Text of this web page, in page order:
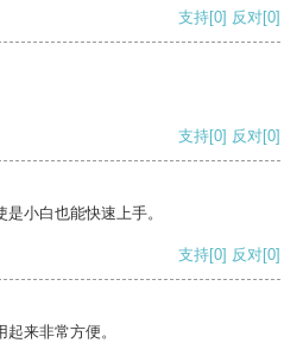
支持[0] 反对[0]
支持[0] 反对[0]
小白也能快速上手。
支持[0] 反对[0]
来非常方便。